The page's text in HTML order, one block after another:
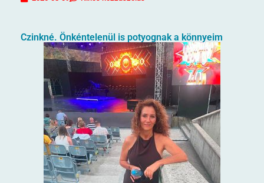
Czinkné. Önkéntelenül is potyognak a könnyeim